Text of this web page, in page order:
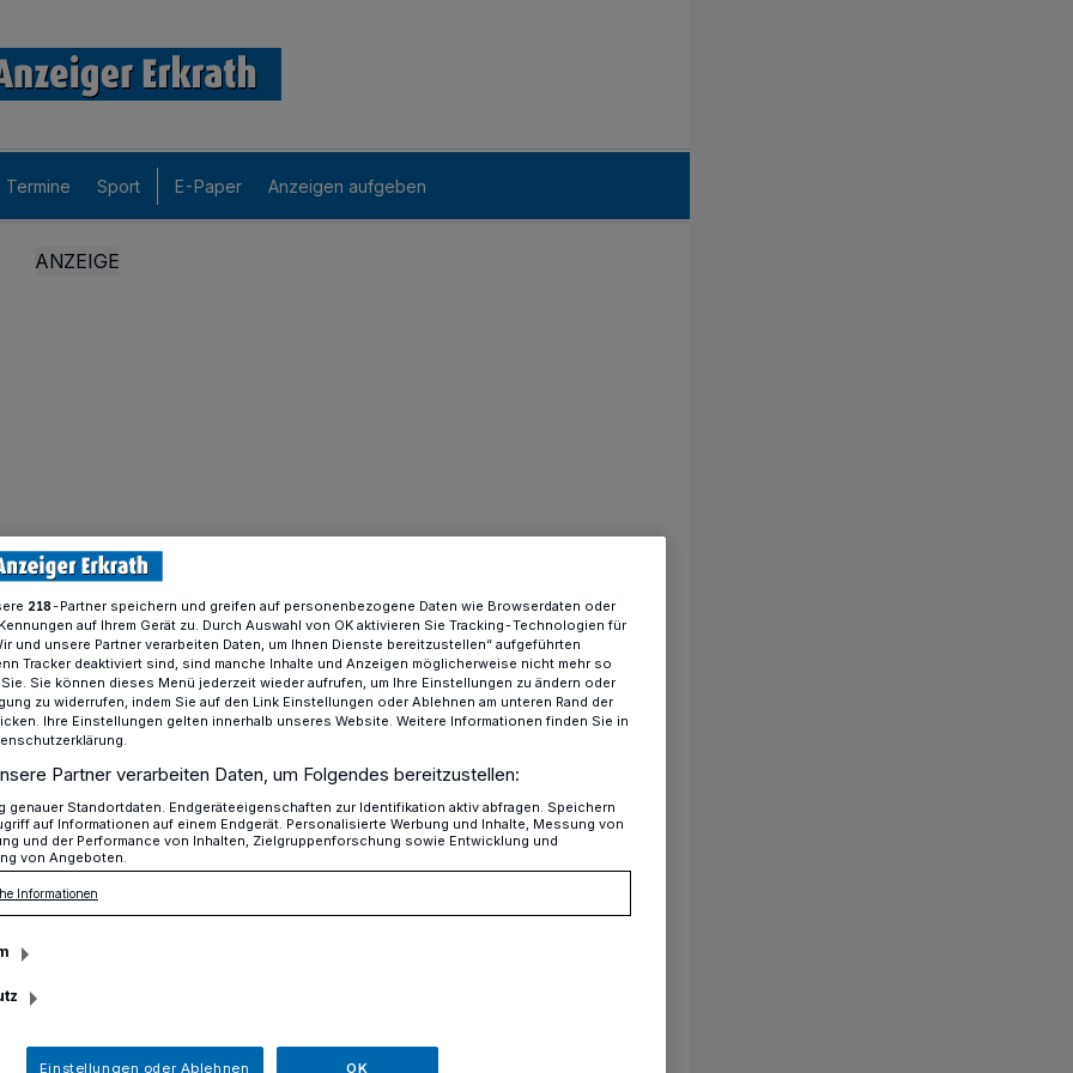
Termine Sport E-Paper Anzeigen aufgeben
Endlich wird wieder Kunst gezeigt
der Stadt Erkrath stellt aus
Kunst
lautet der Titel der aktuellen
der Kreissparkasse Düsseldorf an
Werke von Ulrike Korsten -
2019 der Stadt Erkrath.
218-Partner speichern und greifen auf personenbezogene Daten wie Browserdaten oder
auf Ihrem Gerät zu. Durch Auswahl von OK aktivieren Sie Tracking-Technologien für
und unsere Partner verarbeiten Daten, um Ihnen Dienste bereitzustellen“ aufgeführten
Tracker deaktiviert sind, sind manche Inhalte und Anzeigen möglicherweise nicht mehr so
Sie können dieses Menü jederzeit wieder aufrufen, um Ihre Einstellungen zu ändern oder
zu widerrufen, indem Sie auf den Link Einstellungen oder Ablehnen am unteren Rand der
Ihre Einstellungen gelten innerhalb unseres Website. Weitere Informationen finden Sie in
Partner verarbeiten Daten, um Folgendes bereitzustellen:
genauer Standortdaten. Endgeräteeigenschaften zur Identifikation aktiv abfragen. Speichern
auf Informationen auf einem Endgerät. Personalisierte Werbung und Inhalte, Messung von
und der Performance von Inhalten, Zielgruppenforschung sowie Entwicklung und
von Angeboten.
Informationen
Einstellungen oder Ablehnen OK